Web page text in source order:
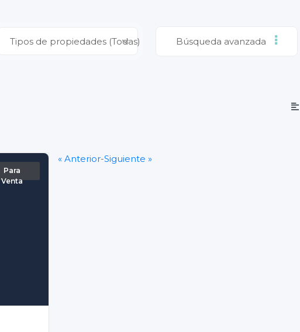
Tipos de propiedades (Todas) Búsqueda avanzada
Para
Venta
« Anterior-Siguiente »